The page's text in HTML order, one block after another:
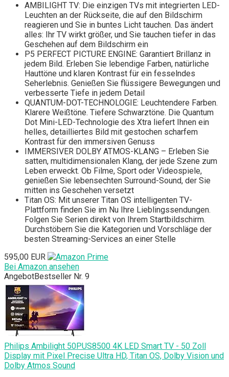
AMBILIGHT TV: Die einzigen TVs mit integrierten LED-
Leuchten an der Rückseite, die auf den Bildschirm
reagieren und Sie in buntes Licht tauchen. Das ändert
alles: Ihr TV wirkt größer, und Sie tauchen tiefer in das
Geschehen auf dem Bildschirm ein
P5 PERFECT PICTURE ENGINE: Garantiert Brillanz in
jedem Bild. Erleben Sie lebendige Farben, natürliche
Hauttöne und klaren Kontrast für ein fesselndes
Seherlebnis. Genießen Sie flüssigere Bewegungen und
verbesserte Tiefe in jedem Detail
QUANTUM-DOT-TECHNOLOGIE: Leuchtendere Farben.
Klarere Weißtöne. Tiefere Schwarztöne. Die Quantum
Dot Mini-LED-Technologie des Xtra liefert Ihnen ein
helles, detailliertes Bild mit gestochen scharfem
Kontrast für den immersiven Genuss
IMMERSIVER DOLBY ATMOS-KLANG – Erleben Sie
satten, multidimensionalen Klang, der jede Szene zum
Leben erweckt. Ob Filme, Sport oder Videospiele,
genießen Sie lebensechten Surround-Sound, der Sie
mitten ins Geschehen versetzt
Titan OS: Mit unserer Titan OS intelligenten TV-
Plattform finden Sie im Nu Ihre Lieblingssendungen.
Folgen Sie Serien direkt von Ihrem Startbildschirm.
Durchstöbern Sie die Kategorien und Vorschläge der
besten Streaming-Services an einer Stelle
595,00 EUR
Bei Amazon ansehen
AngebotBestseller Nr. 9
Philips Ambilight 50PUS8500 4K LED Smart TV - 50 Zoll
Display mit Pixel Precise Ultra HD, Titan OS, Dolby Vision und
Dolby Atmos Sound